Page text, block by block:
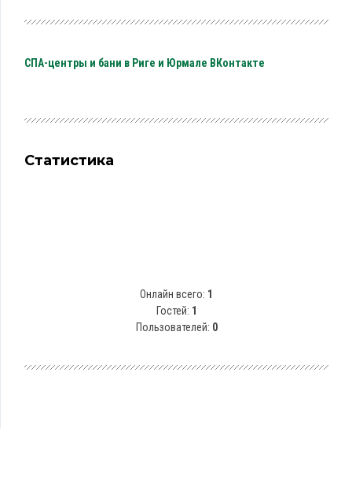
СПА-центры и бани в Риге и Юрмале ВКонтакте
Статистика
Онлайн всего: 1
Гостей: 1
Пользователей: 0